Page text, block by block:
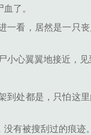
了。
一看，居然是一只
小心翼翼地接近，
到处都是，只怕这
有被搜刮过的痕迹。